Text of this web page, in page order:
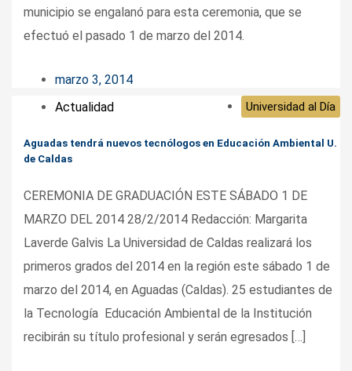
municipio se engalanó para esta ceremonia, que se
efectuó el pasado 1 de marzo del 2014.
marzo 3, 2014
Actualidad
Universidad al Día
Aguadas tendrá nuevos tecnólogos en Educación Ambiental U.
de Caldas
CEREMONIA DE GRADUACIÓN ESTE SÁBADO 1 DE
MARZO DEL 2014 28/2/2014 Redacción: Margarita
Laverde Galvis La Universidad de Caldas realizará los
primeros grados del 2014 en la región este sábado 1 de
marzo del 2014, en Aguadas (Caldas). 25 estudiantes de
la Tecnología Educación Ambiental de la Institución
recibirán su título profesional y serán egresados […]